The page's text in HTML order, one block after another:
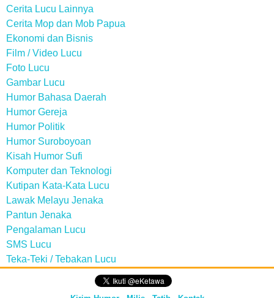
Cerita Lucu Lainnya
Cerita Mop dan Mob Papua
Ekonomi dan Bisnis
Film / Video Lucu
Foto Lucu
Gambar Lucu
Humor Bahasa Daerah
Humor Gereja
Humor Politik
Humor Suroboyoan
Kisah Humor Sufi
Komputer dan Teknologi
Kutipan Kata-Kata Lucu
Lawak Melayu Jenaka
Pantun Jenaka
Pengalaman Lucu
SMS Lucu
Teka-Teki / Tebakan Lucu